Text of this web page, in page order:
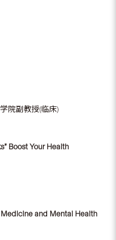
院副教授(临床)
Boost Your Health
and Mental Health